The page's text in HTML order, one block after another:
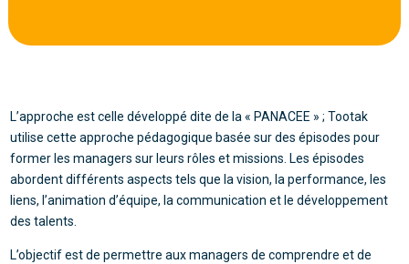
L’approche est celle développé dite de la « PANACEE » ; Tootak
utilise cette approche pédagogique basée sur des épisodes pour
former les managers sur leurs rôles et missions. Les épisodes
abordent différents aspects tels que la vision, la performance, les
liens, l’animation d’équipe, la communication et le développement
des talents.
L’objectif est de permettre aux managers de comprendre et de